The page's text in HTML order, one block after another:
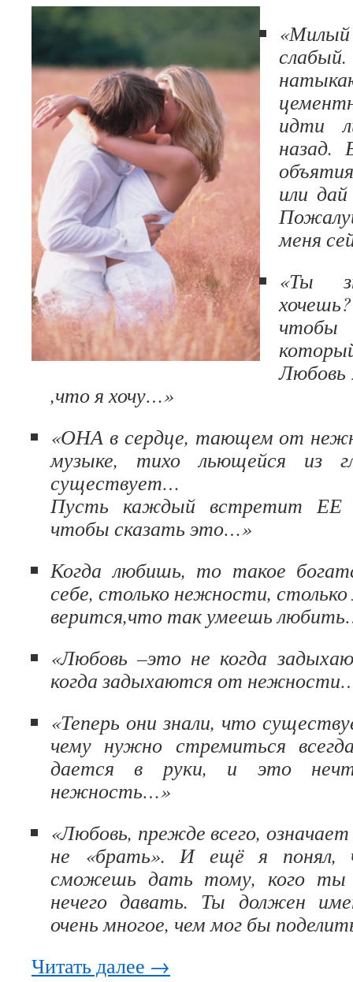
идти
назад.
или
меня
«Ты
чтобы
,что я хочу…»
«ОНА в сердце, тающем от
музыке, тихо льющейся из
существует…
Пусть каждый встретит
чтобы сказать это…»
Когда любишь, то такое
себе, столько нежности,
верится,что так умеешь
«Любовь –это не когда
когда задыхаются от
«Теперь они знали, что
чему нужно стремиться
дается в руки, и это
нежность…»
«Любовь, прежде всего,
не «брать». И ещё я понял,
сможешь дать тому, кого ты
нечего давать. Ты должен
очень многое, чем мог бы
Читать далее →